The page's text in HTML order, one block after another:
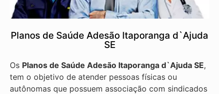
Planos de Saúde Adesão Itaporanga d`Ajuda
SE
Os Planos de Saúde Adesão Itaporanga d`Ajuda SE,
tem o objetivo de atender pessoas físicas ou
autônomas que possuem associação com sindicados